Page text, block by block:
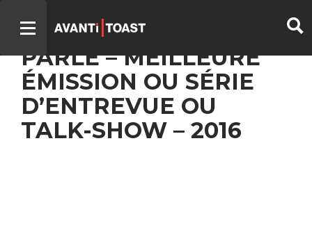
TOUT LE MONDE EN
PARLE – MEILLEURE
ÉMISSION OU SÉRIE
D’ENTREVUE OU
TALK-SHOW – 2016